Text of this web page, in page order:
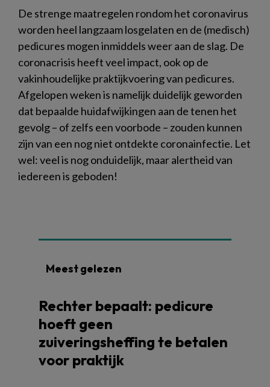
De strenge maatregelen rondom het coronavirus
worden heel langzaam losgelaten en de (medisch)
pedicures mogen inmiddels weer aan de slag. De
coronacrisis heeft veel impact, ook op de
vakinhoudelijke praktijkvoering van pedicures.
Afgelopen weken is namelijk duidelijk geworden
dat bepaalde huidafwijkingen aan de tenen het
gevolg – of zelfs een voorbode – zouden kunnen
zijn van een nog niet ontdekte coronainfectie. Let
wel: veel is nog onduidelijk, maar alertheid van
iedereen is geboden!
Meest gelezen
Rechter bepaalt: pedicure
hoeft geen
zuiveringsheffing te betalen
voor praktijk